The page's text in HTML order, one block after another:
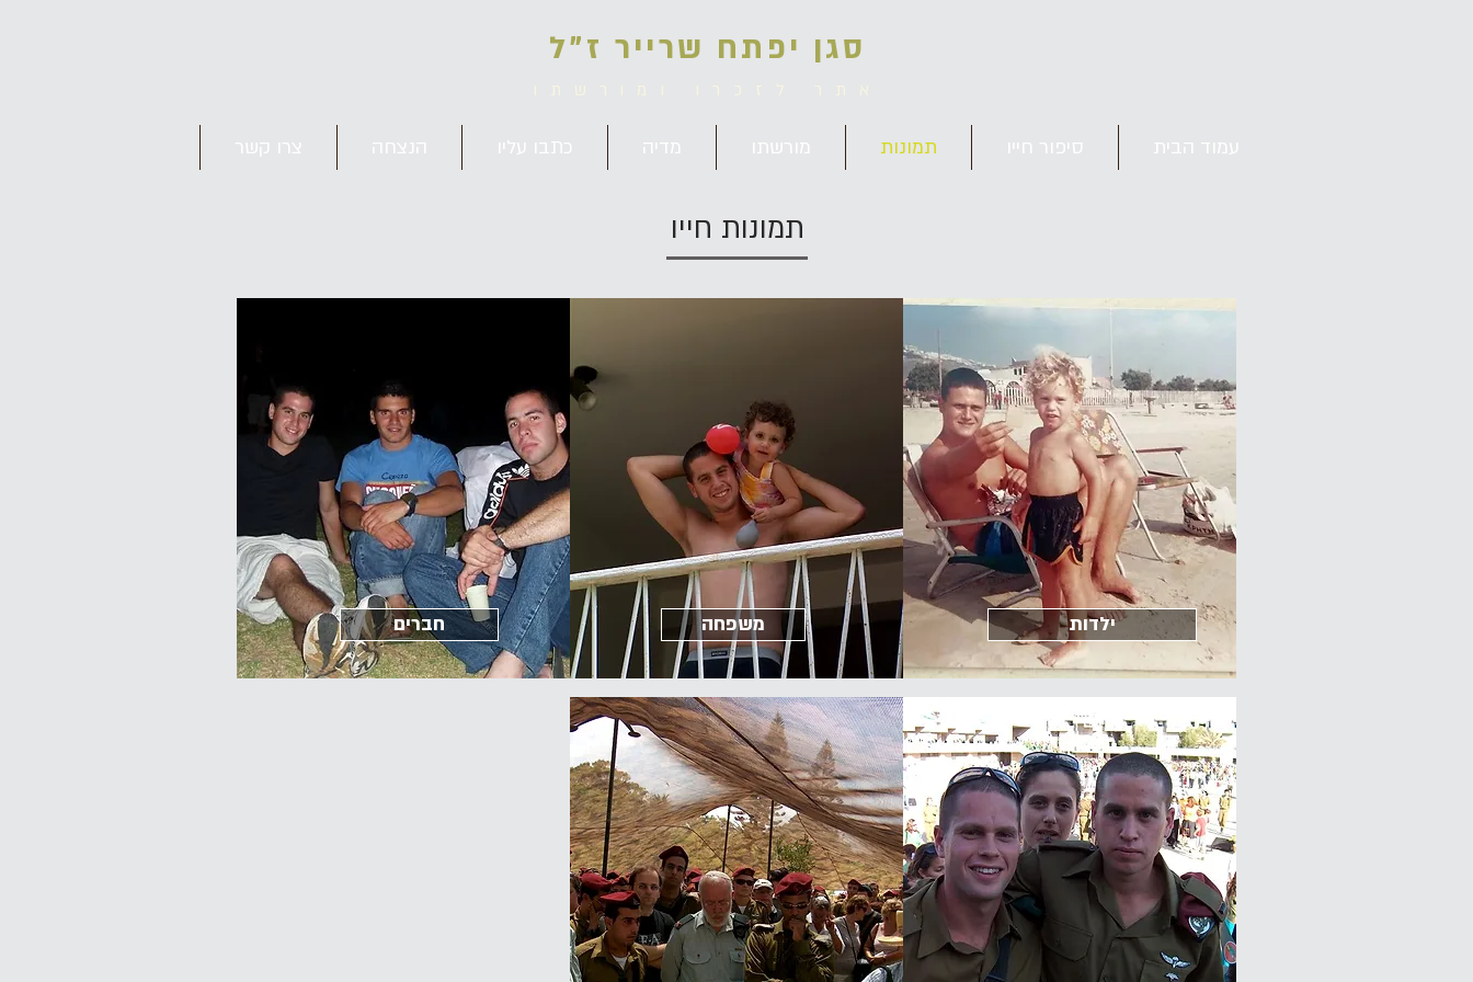
סגן יפתח שרייר ז"ל
עמוד הבית סיפור חייו תמונות מורשתו מדיה כתבו עליו הנצחה צרו קשר
תמונות חייו
חברים משפחה ילדות